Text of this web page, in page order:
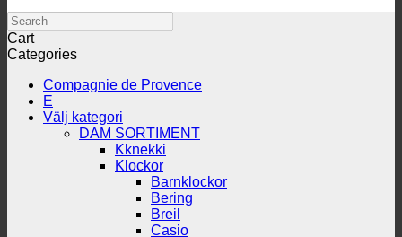
Search
Cart
Categories
Compagnie de Provence
E
Välj kategori
DAM SORTIMENT
Kknekki
Klockor
Barnklockor
Bering
Breil
Casio